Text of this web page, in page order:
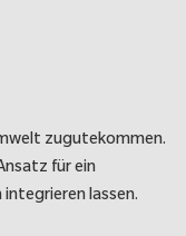
zugutekommen.
für ein
lassen.